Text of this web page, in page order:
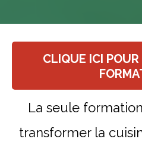
CLIQUE ICI
La seule
transformer la